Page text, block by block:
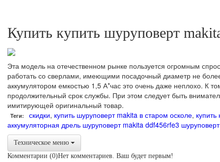
Купить купить шуруповерт
Эта модель на отечественном рынке пользуется огромным
работать со сверлами, имеющими посадочный диаметр не
аккумулятором емкостью 1,5 А*час это очень даже неплохо. К
продолжительный срок службы. При этом следует быть
имитирующей оригинальный товар.
Теги: скидки, купить шуруповерт makita в старом осколе,
аккумуляторная дрель шуруповерт makita ddf456rfe3
Техническое меню
Комментарии (0)Нет комментариев. Ваш будет первым!